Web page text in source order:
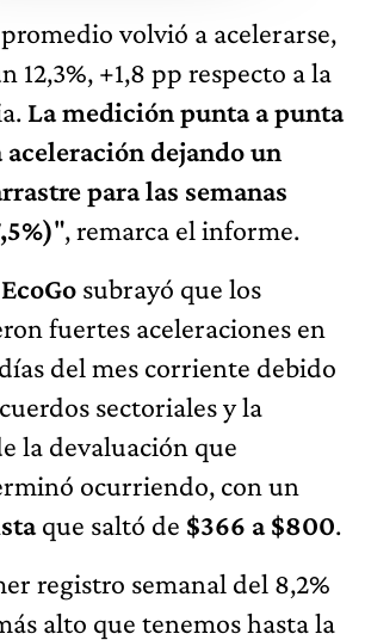
volvió a acelerarse,
12,3%, +1,8 pp respecto a la
La medición punta a punta
aceleración dejando un
para las semanas
", remarca el informe.
EcoGo subrayó que los
fuertes aceleraciones en
del mes corriente debido
sectoriales y la
la devaluación que
ocurriendo, con un
que saltó de $366 a $800.
registro semanal del 8,2%
alto que tenemos hasta la